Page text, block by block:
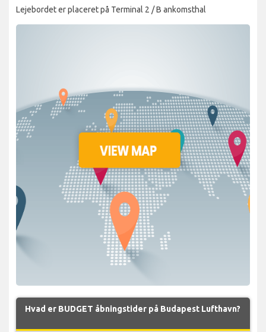
Lejebordet er placeret på Terminal 2 / B ankomsthal
Hvad er BUDGET åbningstider på Budapest Lufthavn?